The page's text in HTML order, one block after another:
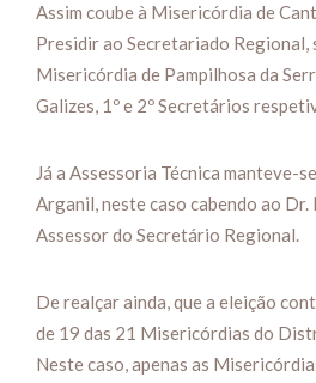
Assim coube à Misericórdia de
Presidir ao Secretariado Regional,
Misericórdia de Pampilhosa da
Galizes, 1º e 2º Secretários
Já a Assessoria Técnica manteve-
Arganil, neste caso cabendo ao Dr.
Assessor do Secretário Regional.
De realçar ainda, que a eleição
de 19 das 21 Misericórdias do
Neste caso, apenas as